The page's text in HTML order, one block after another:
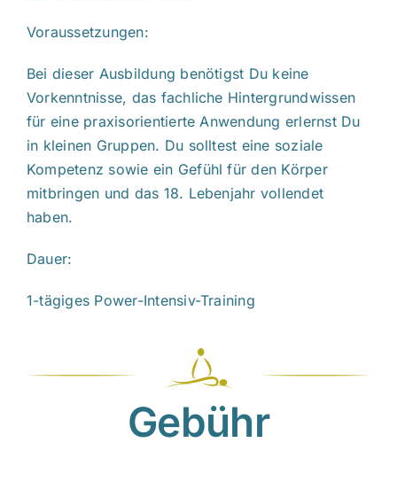
Voraussetzungen:
Bei dieser Ausbildung benötigst Du keine
Vorkenntnisse, das fachliche Hintergrundwissen
für eine praxisorientierte Anwendung erlernst Du
in kleinen Gruppen. Du solltest eine soziale
Kompetenz sowie ein Gefühl für den Körper
mitbringen und das 18. Lebenjahr vollendet
haben.
Dauer:
1-tägiges Power-Intensiv-Training
Gebühr